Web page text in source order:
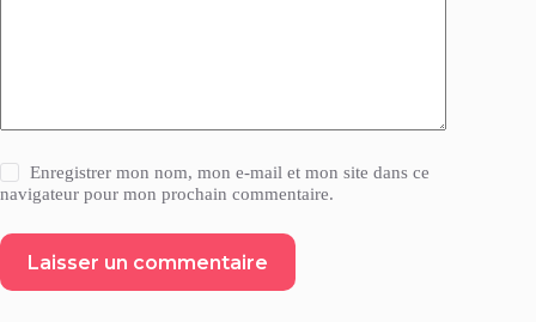
Enregistrer mon nom, mon e-mail et mon site dans ce
navigateur pour mon prochain commentaire.
Laisser un commentaire